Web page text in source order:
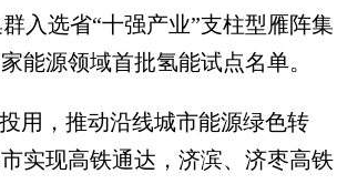
入选省“十强产业”支柱型雁阵集
能源领域首批氢能试点名单。
用，推动沿线城市能源绿色转
实现高铁通达，济滨、济枣高铁